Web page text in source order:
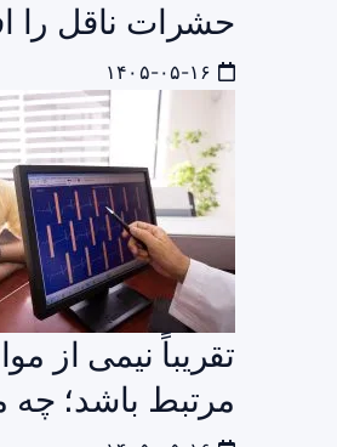
حشرات ناقل را
تقریباً نیمی از
مرتبط باشد؛ چه